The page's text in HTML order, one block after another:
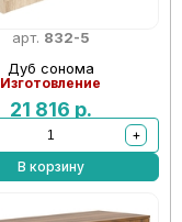
арт. 832-5
Дуб сонома
Изготовление
21 816 р.
+
В корзину